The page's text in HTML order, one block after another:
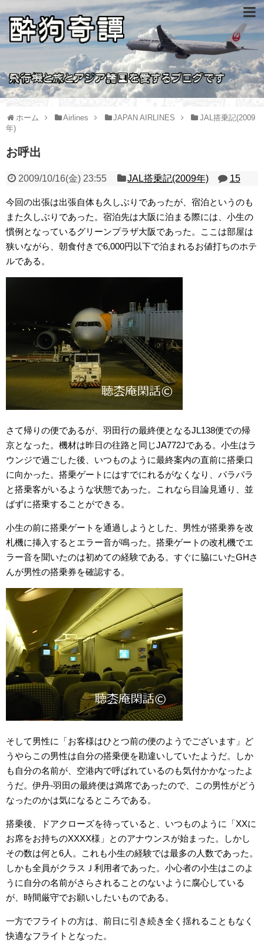
ホーム Airlines JAPAN AIRLINES
JAL搭乗記(2009
年)
お呼出
2009/10/16(金) 23:55 JAL搭乗記(2009年) 15
今回の出張は出張自体も久しぶりであったが、宿泊というのも
また久しぶりであった。宿泊先は大阪に泊まる際には、小生の
慣例となっているグリーンプラザ大阪であった。ここは部屋は
狭いながら、朝食付きで6,000円以下で泊まれるお値打ちのホテ
ルである。
さて帰りの便であるが、羽田行の最終便となるJL138便での帰
京となった。機材は昨日の往路と同じJA772Jである。小生はラ
ウンジで過ごした後、いつものように最終案内の直前に搭乗口
に向かった。搭乗ゲートにはすでにれるがなくなり、パラパラ
と搭乗客がいるような状態であった。これなら目論見通り、並
ばずに搭乗することができる。
小生の前に搭乗ゲートを通過しようとした、男性が搭乗券を改
札機に挿入するとエラー音が鳴った。搭乗ゲートの改札機でエ
ラー音を聞いたのは初めての経験である。すぐに脇にいたGHさ
んが男性の搭乗券を確認する。
そして男性に「お客様はひとつ前の便のようでございます」ど
うやらこの男性は自分の搭乗便を勘違いしていたようだ。しか
も自分の名前が、空港内で呼ばれているのも気付かかなったよ
うだ。伊丹-羽田の最終便は満席であったので、この男性がどう
なったのかは気になるところである。
搭乗後、ドアクローズを待っていると、いつものように「XXに
お席をお持ちのXXXX様」とのアナウンスが始まった。しかし
その数は何と6人。これも小生の経験では最多の人数であった。
しかも全員がクラスＪ利用者であった。小心者の小生はこのよ
うに自分の名前がさらされることのないように腐心している
が、時間厳守でお願いしたいものである。
一方でフライトの方は、前日に引き続き全く揺れることもなく
快適なフライトとなった。